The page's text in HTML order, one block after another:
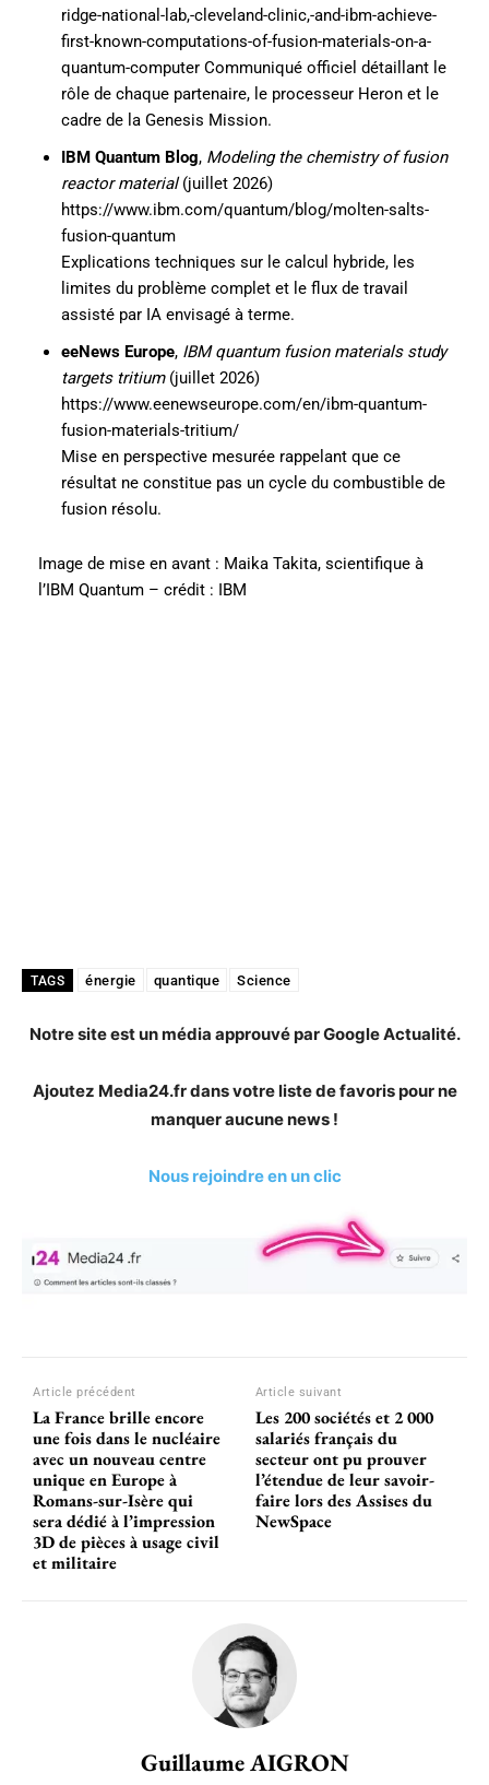
ridge-national-lab,-cleveland-clinic,-and-ibm-achieve-
first-known-computations-of-fusion-materials-on-a-
quantum-computer Communiqué officiel détaillant le
rôle de chaque partenaire, le processeur Heron et le
cadre de la Genesis Mission.
IBM Quantum Blog, Modeling the chemistry of fusion
reactor material(juillet 2026)
https://www.ibm.com/quantum/blog/molten-salts-
fusion-quantum
Explications techniques sur le calcul hybride, les
limites du problème complet et le flux de travail
assisté par IA envisagé à terme.
eeNews Europe, IBM quantum fusion materials study
targets tritium(juillet 2026)
https://www.eenewseurope.com/en/ibm-quantum-
fusion-materials-tritium/
Mise en perspective mesurée rappelant que ce
résultat ne constitue pas un cycle du combustible de
fusion résolu.
Image de mise en avant : Maika Takita, scientifique à
l’IBM Quantum – crédit : IBM
TAGS énergie quantique Science
Notre site est un média approuvé par Google Actualité.
Ajoutez Media24.fr dans votre liste de favoris pour ne
manquer aucune news !
Nous rejoindre en un clic
Article précédent
La France brille encore
une fois dans le nucléaire
avec un nouveau centre
unique en Europe à
Romans-sur-Isère qui
sera dédié à l’impression
3D de pièces à usage civil
et militaire
Article suivant
Les 200 sociétés et 2 000
salariés français du
secteur ont pu prouver
l’étendue de leur savoir-
faire lors des Assises du
NewSpace
Guillaume AIGRON